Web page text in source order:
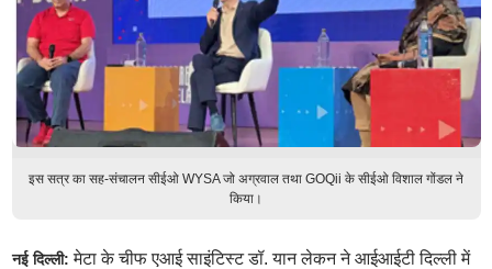
इस सत्र का सह-संचालन सीईओ WYSA जो अग्रवाल तथा GOQii के सीईओ विशाल गोंडल ने
किया।
नई दिल्ली:मेटा के चीफ एआई साइंटिस्ट डॉ. यान लेकन ने आईआईटी दिल्ली में